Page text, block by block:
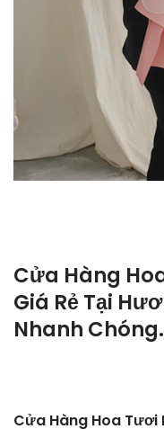
Cửa Hàng
Giá Rẻ Tại
Nhanh Chóng.
Cửa Hàng Hoa Tươi